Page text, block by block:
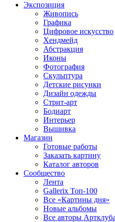
Экспозиция
Живопись
Графика
Цифровое искусство
Хендмейд
Абстракция
Иконы
Фотография
Скульптура
Детские рисунки
Дизайн одежды
Стрит-арт
Бодиарт
Интерьер
Вышивка
Магазин
Готовые работы
Заказать картину
Каталог авторов
Сообщество
Лента
Gallerix Топ-100
Все «Картины дня»
Новые альбомы
Все авторы Артклуба